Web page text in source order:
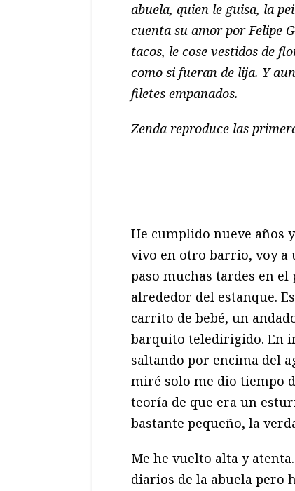
abuela, quien le guisa, la
cuenta su amor por Felipe
tacos, le cose vestidos de
como si fueran de lija. Y
filetes empanados.
Zenda reproduce las
He cumplido nueve años
vivo en otro barrio, voy a
paso muchas tardes en
alrededor del estanque.
carrito de bebé, un
barquito teledirigido. En
saltando por encima del
miré solo me dio tiempo
teoría de que era un
bastante pequeño, la
Me he vuelto alta y
diarios de la abuela pero